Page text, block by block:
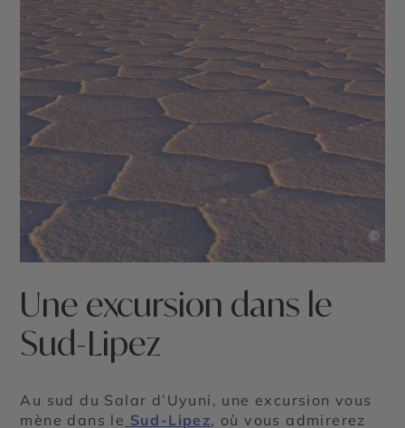
©
Une excursion dans le
Sud-Lipez
Au sud du Salar d’Uyuni, une excursion vous
mène dans le Sud-Lipez, où vous admirerez